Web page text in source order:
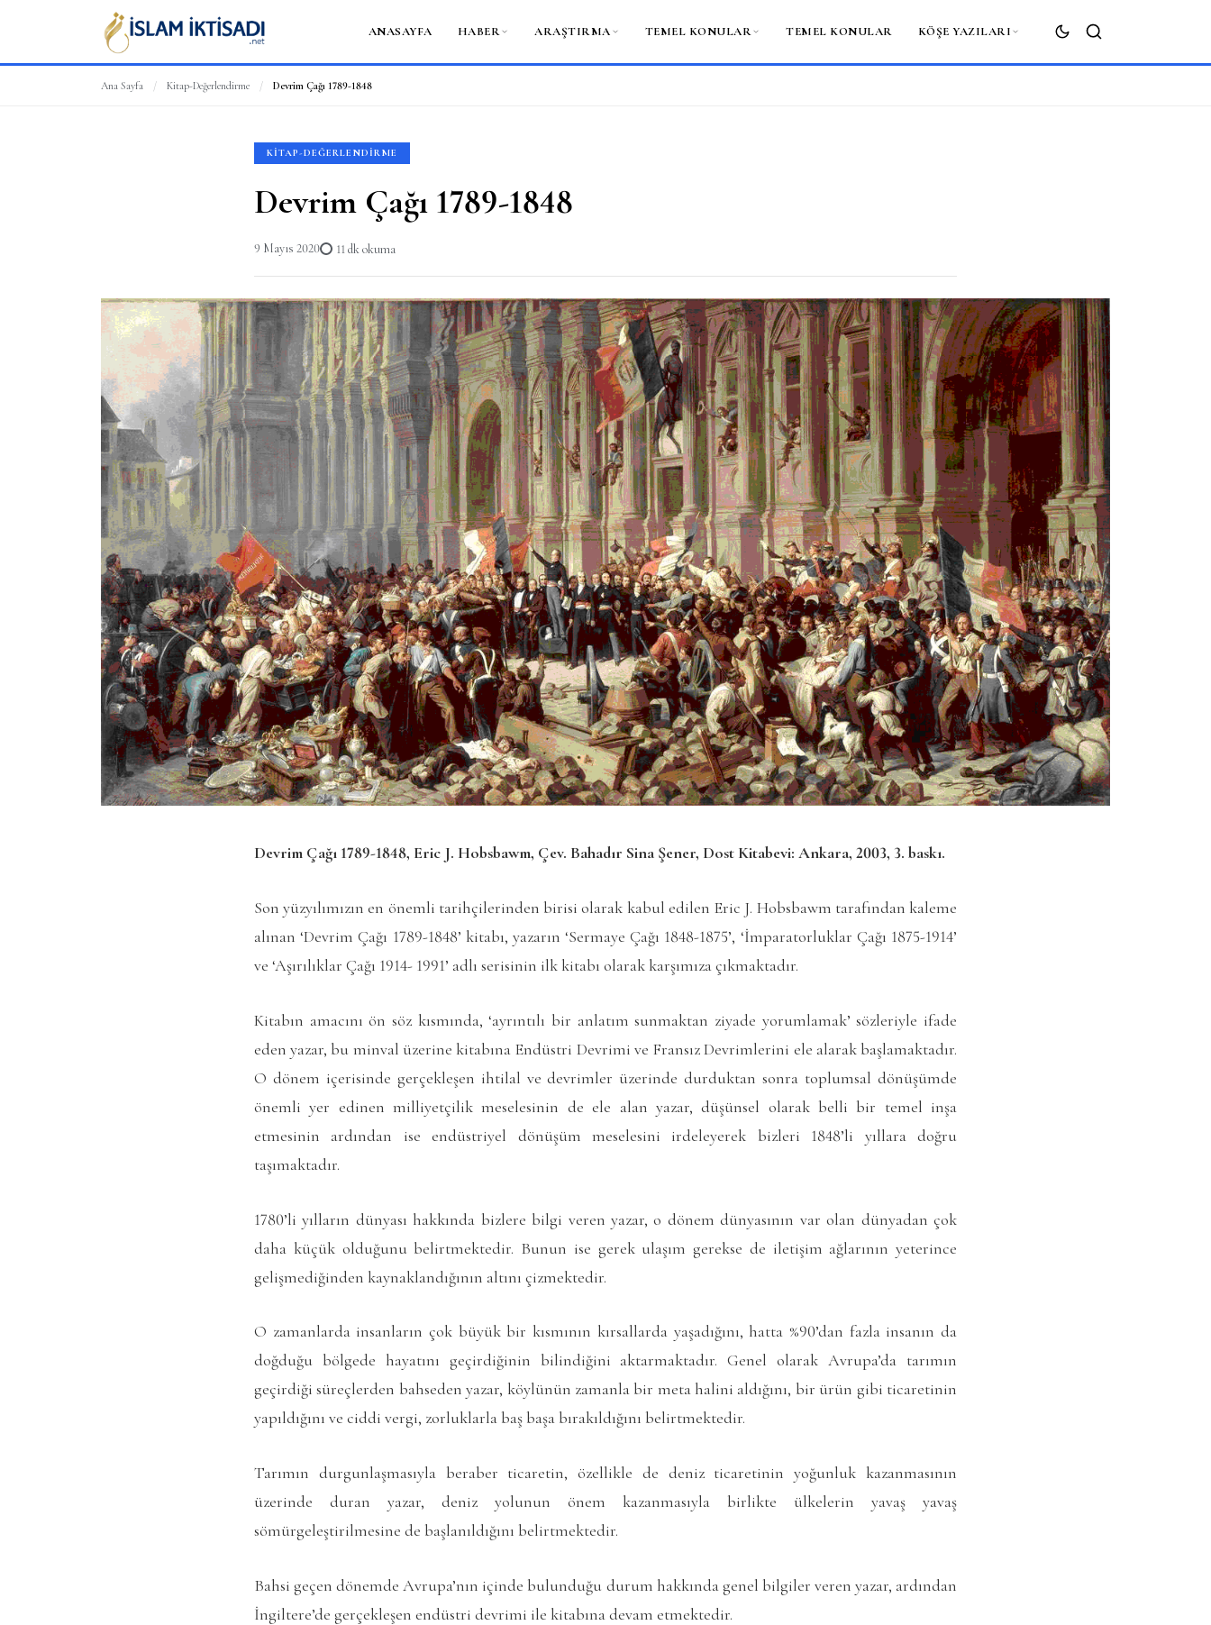
ANASAYFA HABER ARAŞTIRMA TEMEL KONULAR TEMEL KONULAR KÖŞE YAZILARI
ARA
Ana Sayfa / Kitap-Değerlendirme / Devrim Çağı 1789-1848
KITAP-DEĞERLENDIRME
Devrim Çağı 1789-1848
9 Mayıs 2020 11 dk okuma
Devrim Çağı 1789-1848, Eric J. Hobsbawm, Çev. Bahadır Sina Şener, Dost Kitabevi: Ankara, 2003, 3. baskı.
Son yüzyılımızın en önemli tarihçilerinden birisi olarak kabul edilen Eric J. Hobsbawm tarafından kaleme
alınan ‘Devrim Çağı 1789-1848’ kitabı, yazarın ‘Sermaye Çağı 1848-1875’, ‘İmparatorluklar Çağı 1875-1914’
ve ‘Aşırılıklar Çağı 1914- 1991’ adlı serisinin ilk kitabı olarak karşımıza çıkmaktadır.
Kitabın amacını ön söz kısmında, ‘ayrıntılı bir anlatım sunmaktan ziyade yorumlamak’ sözleriyle ifade
eden yazar, bu minval üzerine kitabına Endüstri Devrimi ve Fransız Devrimlerini ele alarak başlamaktadır.
O dönem içerisinde gerçekleşen ihtilal ve devrimler üzerinde durduktan sonra toplumsal dönüşümde
önemli yer edinen milliyetçilik meselesinin de ele alan yazar, düşünsel olarak belli bir temel inşa
etmesinin ardından ise endüstriyel dönüşüm meselesini irdeleyerek bizleri 1848’li yıllara doğru
taşımaktadır.
1780’li yılların dünyası hakkında bizlere bilgi veren yazar, o dönem dünyasının var olan dünyadan çok
daha küçük olduğunu belirtmektedir. Bunun ise gerek ulaşım gerekse de iletişim ağlarının yeterince
gelişmediğinden kaynaklandığının altını çizmektedir.
O zamanlarda insanların çok büyük bir kısmının kırsallarda yaşadığını, hatta %90’dan fazla insanın da
doğduğu bölgede hayatını geçirdiğinin bilindiğini aktarmaktadır. Genel olarak Avrupa’da tarımın
geçirdiği süreçlerden bahseden yazar, köylünün zamanla bir meta halini aldığını, bir ürün gibi ticaretinin
yapıldığını ve ciddi vergi, zorluklarla baş başa bırakıldığını belirtmektedir.
Tarımın durgunlaşmasıyla beraber ticaretin, özellikle de deniz ticaretinin yoğunluk kazanmasının
üzerinde duran yazar, deniz yolunun önem kazanmasıyla birlikte ülkelerin yavaş yavaş
sömürgeleştirilmesine de başlanıldığını belirtmektedir.
Bahsi geçen dönemde Avrupa’nın içinde bulunduğu durum hakkında genel bilgiler veren yazar, ardından
İngiltere’de gerçekleşen endüstri devrimi ile kitabına devam etmektedir.